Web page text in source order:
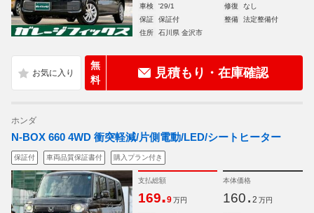
車検
'29/1 修復
なし
保証
保証付 整備
法定整備付
住所
石川県 金沢市
無
料
見積もり・在庫確認
ホンダ
N-BOX 660 4WD 衝突軽減/片側電動/LED/シートヒーター
保証付 車両品質保証書付 購入プラン付き
支払総額
169.9 万円
本体価格
160. 2 万円